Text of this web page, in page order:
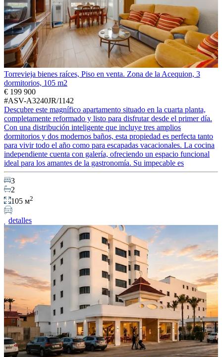
Torrevieja bienes raíces, Piso en venta. Zona de la Acequion, 3
dormitorios, 105 m2
€ 199 900
#ASV-A3240JR/1142
Descubre este magnífico apartamento situado en la cuarta planta,
completamente reformado y listo para disfrutar desde el primer día.
Con una distribución inteligente que incluye tres amplios
dormitorios y dos modernos baños, esta propiedad es perfecta tanto
para vivir todo el año como para escapadas vacacionales. La cocina
independiente cuenta con galería, ofreciendo un espacio funcional
ideal para los amantes de la gastronomía. Su impecable es
3
2
105 м2
detalles